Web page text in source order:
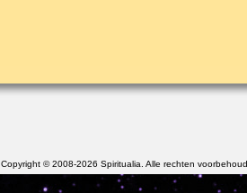
Copyright © 2008-2026 Spiritualia. Alle rechten